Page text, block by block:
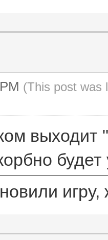
(This post was
выходит
будет